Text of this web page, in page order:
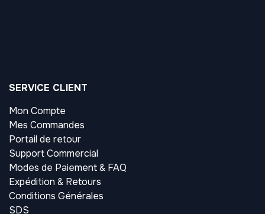
SERVICE CLIENT
Mon Compte
Mes Commandes
Portail de retour
Support Commercial
Modes de Paiement & FAQ
Expédition & Retours
Conditions Générales
SDS